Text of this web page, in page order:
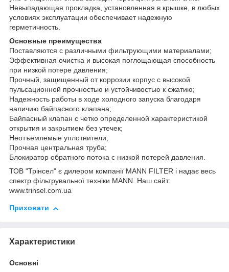
Невыпадающая прокладка, установленная в крышке, в любых
условиях эксплуатации обеспечивает надежную
герметичность.
Основные преимущества
Поставляются с различными фильтрующими материалами;
Эффективная очистка и высокая поглощающая способность
при низкой потере давления;
Прочный, защищенный от коррозии корпус с высокой
пульсационной прочностью и устойчивостью к сжатию;
Надежность работы в ходе холодного запуска благодаря
наличию байпасного клапана;
Байпасный клапан с четко определенной характеристикой
открытия и закрытием без утечек;
Неотъемлемые уплотнители;
Прочная центральная труба;
Блокиратор обратного потока с низкой потерей давления.
ТОВ "Трінсел" є дилером компанії MANN FILTER і надає весь
спектр фільтрувальної техніки MANN. Наш сайт:
www.trinsel.com.ua
Приховати
Характеристики
Основні